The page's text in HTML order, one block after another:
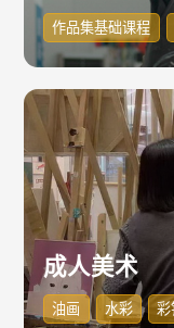
作品集基础课程
成人美术
油画 水彩 彩